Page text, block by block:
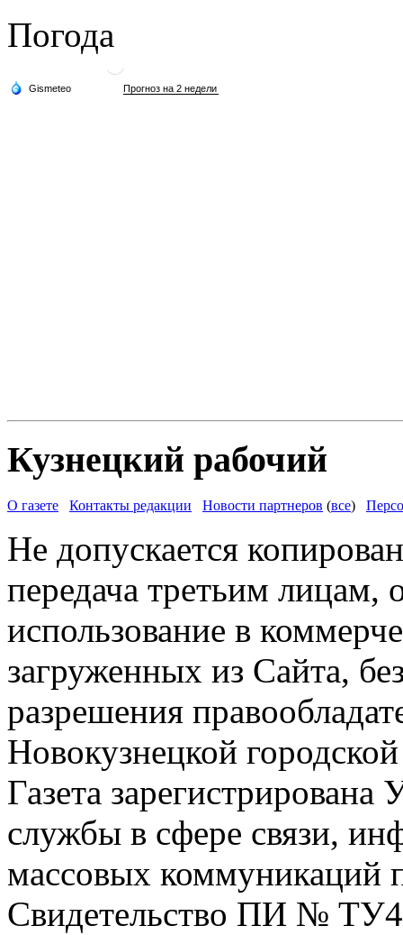
Погода
Кузнецкий рабочий
О газете Контакты редакции Новости партнеров (все)
Не допускается
передача третьим лицам,
использование в
загруженных из Сайта,
разрешения
Новокузнецкой
Газета
службы в сфере связи,
массовых коммуникаций
Свидетельство ПИ №